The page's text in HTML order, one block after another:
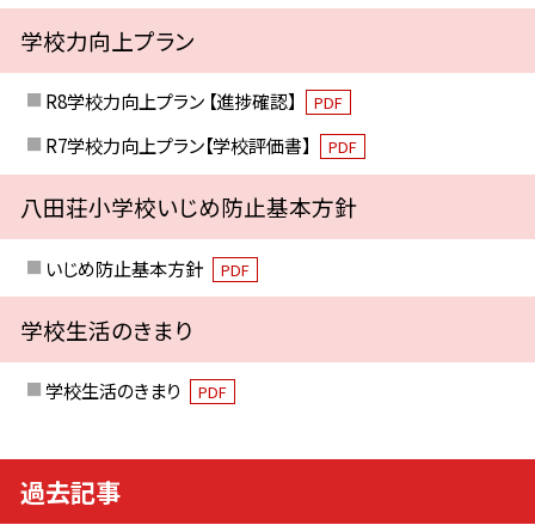
学校力向上プラン
R8学校力向上プラン 【進捗確認】 PDF
R7学校力向上プラン【学校評価書】 PDF
八田荘小学校いじめ防止基本方針
いじめ防止基本方針 PDF
学校生活のきまり
学校生活のきまり PDF
過去記事